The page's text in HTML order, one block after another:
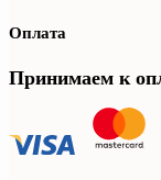
Оплата
Принимаем к